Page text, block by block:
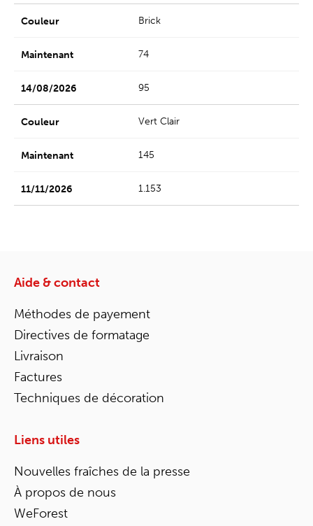
Brick
74
95
Vert Clair
145
1.153
Aide & contact
Méthodes de payement
Directives de formatage
Livraison
Factures
Techniques de décoration
Liens utiles
Nouvelles fraîches de la presse
À propos de nous
WeForest